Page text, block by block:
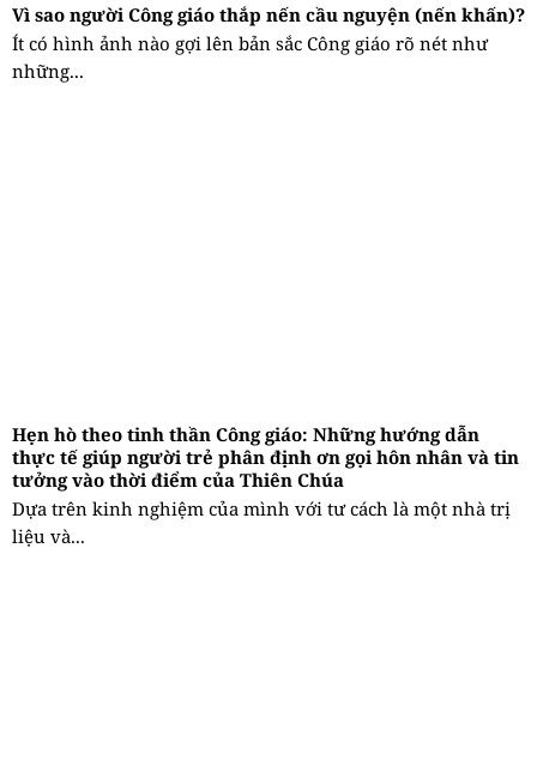
Vì sao người Công giáo thắp nến cầu nguyện (nến khấn)?
Ít có hình ảnh nào gợi lên bản sắc Công giáo rõ nét như
những...
Hẹn hò theo tinh thần Công giáo: Những hướng dẫn
thực tế giúp người trẻ phân định ơn gọi hôn nhân và tin
tưởng vào thời điểm của Thiên Chúa
Dựa trên kinh nghiệm của mình với tư cách là một nhà trị
liệu và...